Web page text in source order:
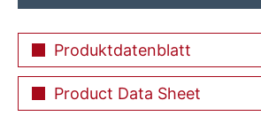
Produktdatenblatt
Product Data Sheet